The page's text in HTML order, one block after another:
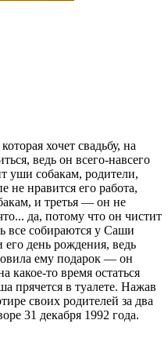
хочет свадьбу, на
ведь он всего-навсего
уши собакам, родители,
не нравится его работа,
и третья — он не
да, потому что он чистит
все собираются у Саши
день рождения, ведь
ему подарок — он
какое-то время остаться
прячется в туалете. Нажав
своих родителей за два
31 декабря 1992 года.